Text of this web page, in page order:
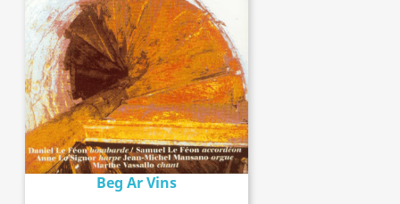
Beg Ar Vins